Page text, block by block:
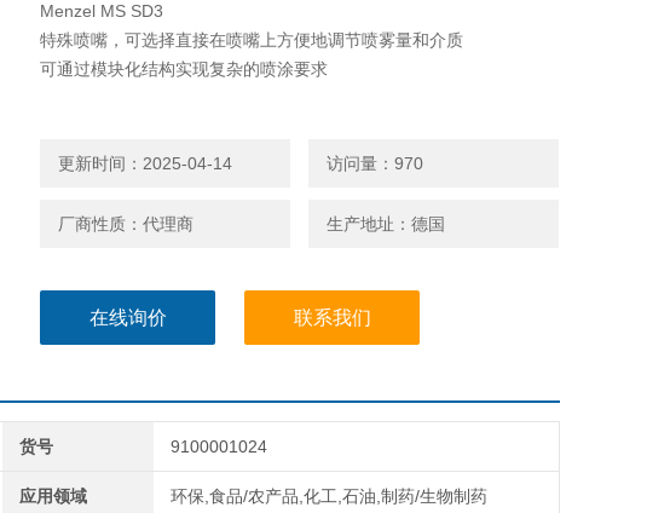
Menzel MS SD3
特殊喷嘴，可选择直接在喷嘴上方便地调节喷雾量和介质
可通过模块化结构实现复杂的喷涂要求
更新时间：2025-04-14 访问量：970
厂商性质：代理商 生产地址：德国
在线询价 联系我们
货号 9100001024
应用领域 环保,食品/农产品,化工,石油,制药/生物制药